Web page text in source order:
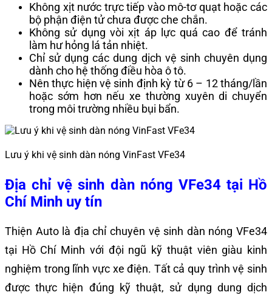
Không xịt nước trực tiếp vào mô-tơ quạt hoặc các
bộ phận điện tử chưa được che chắn.
Không sử dụng vòi xịt áp lực quá cao để tránh
làm hư hỏng lá tản nhiệt.
Chỉ sử dụng các dung dịch vệ sinh chuyên dụng
dành cho hệ thống điều hòa ô tô.
Nên thực hiện vệ sinh định kỳ từ 6 – 12 tháng/lần
hoặc sớm hơn nếu xe thường xuyên di chuyển
trong môi trường nhiều bụi bẩn.
Lưu ý khi vệ sinh dàn nóng VinFast VFe34
Địa chỉ vệ sinh dàn nóng VFe34 tại Hồ
Chí Minh uy tín
Thiện Auto là địa chỉ chuyên vệ sinh dàn nóng VFe34
tại Hồ Chí Minh với đội ngũ kỹ thuật viên giàu kinh
nghiệm trong lĩnh vực xe điện. Tất cả quy trình vệ sinh
được thực hiện đúng kỹ thuật, sử dụng dung dịch